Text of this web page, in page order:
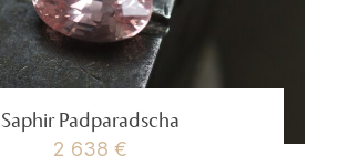
Saphir Padparadscha
2 638 €